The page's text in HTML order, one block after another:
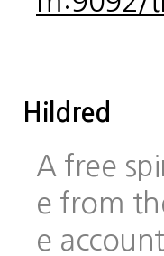
Hildred
A free
e from
e